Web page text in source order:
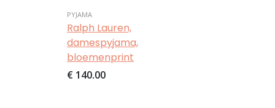
PYJAMA
Ralph Lauren,
damespyjama,
bloemenprint
€ 140,00